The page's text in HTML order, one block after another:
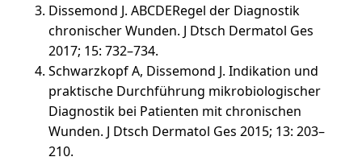
Dissemond J. ABCDERegel der Diagnostik
chronischer Wunden. J Dtsch Dermatol Ges
2017; 15: 732–734.
Schwarzkopf A, Dissemond J. Indikation und
praktische Durchführung mikrobiologischer
Diagnostik bei Patienten mit chronischen
Wunden. J Dtsch Dermatol Ges 2015; 13: 203–
210.